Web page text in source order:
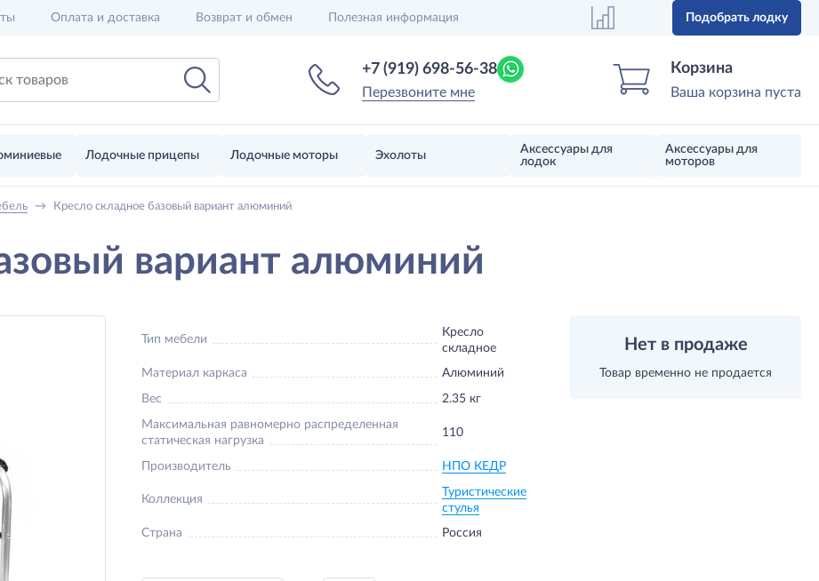
Оплата и доставка Возврат и обмен Полезная информация Подобрать лодку
Корзина
Ваша корзина пуста
+7 (919) 698-56-38
Перезвоните мне
Лодочные прицепы Лодочные моторы Эхолоты
Аксессуары для
лодок
Аксессуары для
моторов
→ Кресло складное базовый вариант алюминий
вариант алюминий
Нет в продаже
Товар временно не продается
Тип мебели
Кресло
складное
Материал каркаса
Алюминий
Вес 2.35 кг
Максимальная равномерно распределенная
статическая нагрузка
110
Производитель НПО КЕДР
Коллекция
Туристические
стулья
Страна
Россия